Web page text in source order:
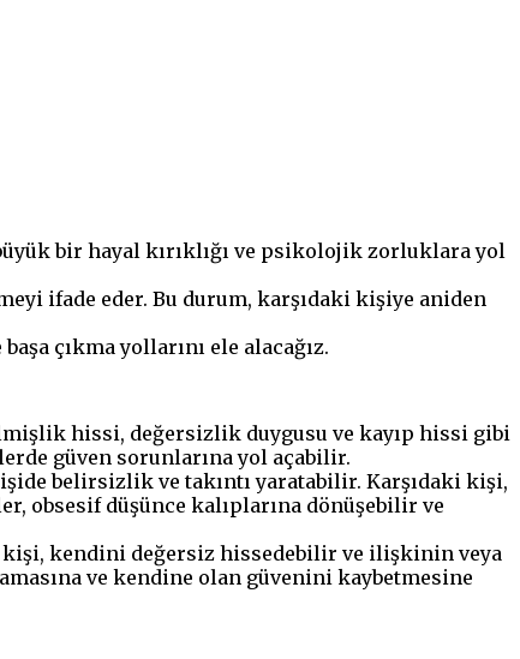
bir hayal kırıklığı ve psikolojik zorluklara yol
ifade eder. Bu durum, karşıdaki kişiye aniden
çıkma yollarını ele alacağız.
hissi, değersizlik duygusu ve kayıp hissi gibi
güven sorunlarına yol açabilir.
belirsizlik ve takıntı yaratabilir. Karşıdaki kişi,
obsesif düşünce kalıplarına dönüşebilir ve
kişi, kendini değersiz hissedebilir ve ilişkinin veya
ve kendine olan güvenini kaybetmesine